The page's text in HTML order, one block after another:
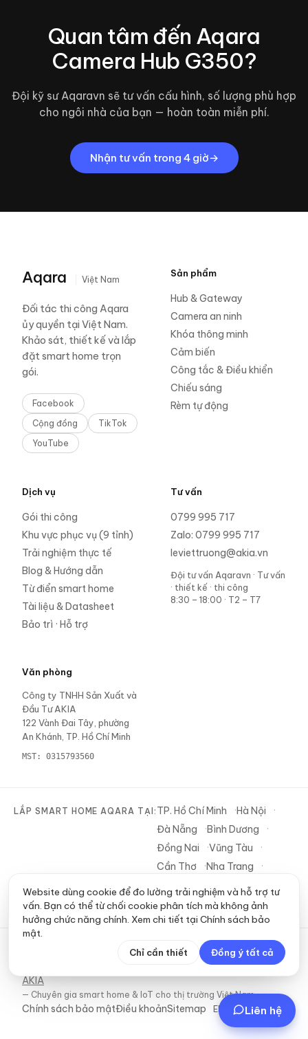
Quan tâm đến Aqara
Camera Hub G350?
Đội kỹ sư Aqaravn sẽ tư vấn cấu hình, số lượng phù hợp
cho ngôi nhà của bạn — hoàn toàn miễn phí.
Nhận tư vấn trong 4 giờ
Aqara Việt Nam
Đối tác thi công Aqara
ủy quyền tại Việt Nam.
Khảo sát, thiết kế và lắp
đặt smart home trọn
gói.
Facebook
Cộng đồng
TikTok
YouTube
Sản phẩm
Hub & Gateway
Camera an ninh
Khóa thông minh
Cảm biến
Công tắc & Điều khiển
Chiếu sáng
Rèm tự động
Dịch vụ
Gói thi công
Khu vực phục vụ (9 tỉnh)
Trải nghiệm thực tế
Blog & Hướng dẫn
Từ điển smart home
Tài liệu & Datasheet
Bảo trì · Hỗ trợ
Tư vấn
0799 995 717
Zalo: 0799 995 717
leviettruong@akia.vn
Đội tư vấn Aqaravn · Tư vấn
· thiết kế · thi công
8:30 – 18:00 · T2 – T7
Văn phòng
Công ty TNHH Sản Xuất và
Đầu Tư AKIA
122 Vành Đai Tây, phường
An Khánh, TP. Hồ Chí Minh
MST: 0315793560
LẮP SMART HOME AQARA TẠI: TP. Hồ Chí Minh
Hà Nội
Đà Nẵng
Bình Dương
Đồng Nai
Vũng Tàu
Cần Thơ
Nha Trang
Tây Ninh
— Đối tác Aqara ủy quyền tại Việt Nam.
Aqaravn là dự án thi công Smart Home thuộc
AKIA
— Chuyên gia smart home & IoT cho thị trường Việt Nam.
Chính sách bảo mậtĐiều khoảnSitemap EN 🇬🇧 Liên hệ
Website dùng cookie để đo lường trải nghiệm và hỗ trợ tư
vấn. Bạn có thể từ chối cookie phân tích mà không ảnh
hưởng chức năng chính. Xem chi tiết tại Chính sách bảo
mật.
Chỉ cần thiết Đồng ý tất cả